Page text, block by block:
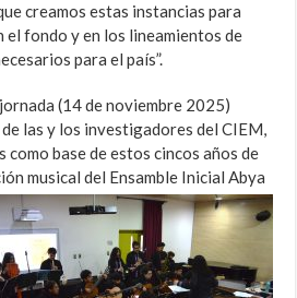
creamos estas instancias para
el fondo y en los lineamientos de
para el país”.
(14 de noviembre 2025)
las y los investigadores del CIEM,
base de estos cincos años de
musical del Ensamble Inicial Abya